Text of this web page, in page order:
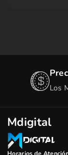
Los
Mdigital
Horarios de